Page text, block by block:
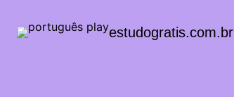
estudogratis.com.br